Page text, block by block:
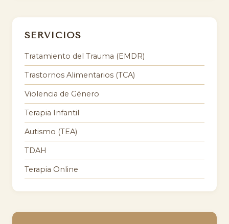
SERVICIOS
Tratamiento del Trauma (EMDR)
Trastornos Alimentarios (TCA)
Violencia de Género
Terapia Infantil
Autismo (TEA)
TDAH
Terapia Online